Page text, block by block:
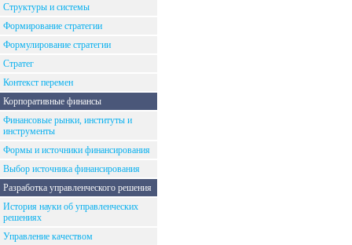
Структуры и системы
Формирование стратегии
Формулирование стратегии
Стратег
Контекст перемен
Корпоративные финансы
Финансовые рынки, институты и
инструменты
Формы и источники финансирования
Выбор источника финансирования
Разработка управленческого решения
История науки об управленческих
решениях
Управление качеством